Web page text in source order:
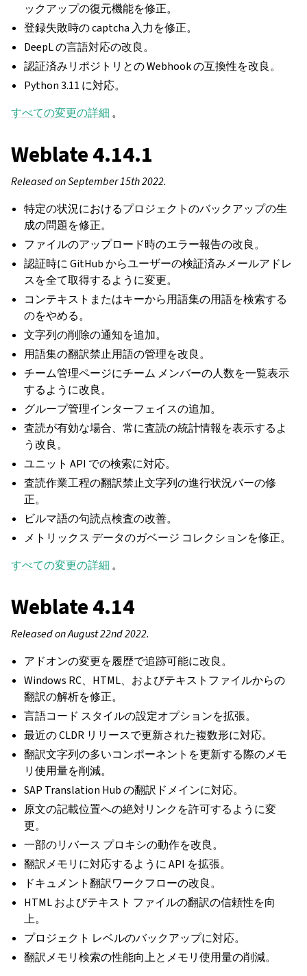
ックアップの復元機能を修正。
登録失敗時の captcha 入力を修正。
DeepL の言語対応の改良。
認証済みリポジトリとの Webhook の互換性を改良。
Python 3.11 に対応。
すべての変更の詳細 。
Weblate 4.14.1
Released on September 15th 2022.
特定の状況におけるプロジェクトのバックアップの生
成の問題を修正。
ファイルのアップロード時のエラー報告の改良。
認証時に GitHub からユーザーの検証済みメールアドレ
スを全て取得するように変更。
コンテキストまたはキーから用語集の用語を検索する
のをやめる。
文字列の削除の通知を追加。
用語集の翻訳禁止用語の管理を改良。
チーム管理ページにチーム メンバーの人数を一覧表示
するように改良。
グループ管理インターフェイスの追加。
査読が有効な場合、常に査読の統計情報を表示するよ
う改良。
ユニット API での検索に対応。
査読作業工程の翻訳禁止文字列の進行状況バーの修
正。
ビルマ語の句読点検査の改善。
メトリックス データのガベージ コレクションを修正。
すべての変更の詳細 。
Weblate 4.14
Released on August 22nd 2022.
アドオンの変更を履歴で追跡可能に改良。
Windows RC、HTML、およびテキストファイルからの
翻訳の解析を修正。
言語コード スタイルの設定オプションを拡張。
最近の CLDR リリースで更新された複数形に対応。
翻訳文字列の多いコンポーネントを更新する際のメモ
リ使用量を削減。
SAP Translation Hub の翻訳ドメインに対応。
原文の記載位置への絶対リンクを許可するように変
更。
一部のリバース プロキシの動作を改良。
翻訳メモリに対応するように API を拡張。
ドキュメント翻訳ワークフローの改良。
HTML およびテキスト ファイルの翻訳の信頼性を向
上。
プロジェクト レベルのバックアップに対応。
翻訳メモリ検索の性能向上とメモリ使用量の削減。